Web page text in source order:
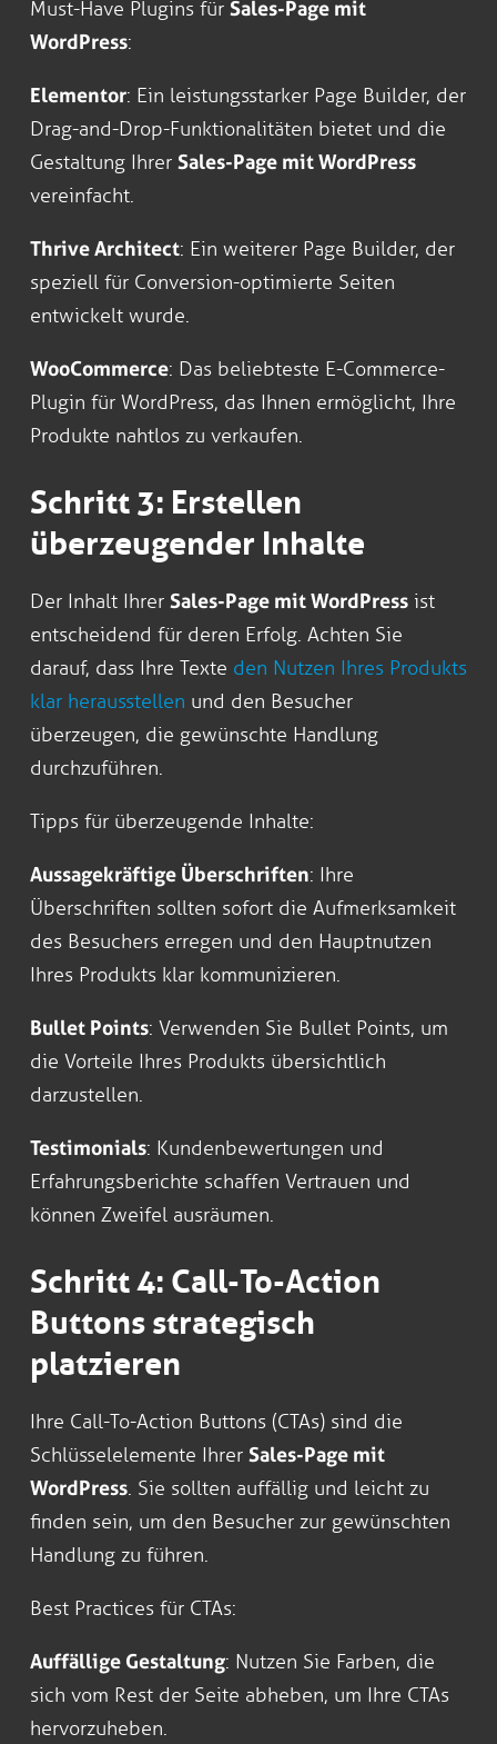
Must-Have Plugins für Sales-Page mit
WordPress:
Elementor: Ein leistungsstarker Page Builder, der
Drag-and-Drop-Funktionalitäten bietet und die
Gestaltung Ihrer Sales-Page mit WordPress
vereinfacht.
Thrive Architect: Ein weiterer Page Builder, der
speziell für Conversion-optimierte Seiten
entwickelt wurde.
WooCommerce: Das beliebteste E-Commerce-
Plugin für WordPress, das Ihnen ermöglicht, Ihre
Produkte nahtlos zu verkaufen.
Schritt 3: Erstellen
überzeugender Inhalte
Der Inhalt Ihrer Sales-Page mit WordPress ist
entscheidend für deren Erfolg. Achten Sie
darauf, dass Ihre Texte den Nutzen Ihres Produkts
klar herausstellen und den Besucher
überzeugen, die gewünschte Handlung
durchzuführen.
Tipps für überzeugende Inhalte:
Aussagekräftige Überschriften: Ihre
Überschriften sollten sofort die Aufmerksamkeit
des Besuchers erregen und den Hauptnutzen
Ihres Produkts klar kommunizieren.
Bullet Points: Verwenden Sie Bullet Points, um
die Vorteile Ihres Produkts übersichtlich
darzustellen.
Testimonials: Kundenbewertungen und
Erfahrungsberichte schaffen Vertrauen und
können Zweifel ausräumen.
Schritt 4: Call-To-Action
Buttons strategisch
platzieren
Ihre Call-To-Action Buttons (CTAs) sind die
Schlüsselelemente Ihrer Sales-Page mit
WordPress. Sie sollten auffällig und leicht zu
finden sein, um den Besucher zur gewünschten
Handlung zu führen.
Best Practices für CTAs:
Auffällige Gestaltung: Nutzen Sie Farben, die
sich vom Rest der Seite abheben, um Ihre CTAs
hervorzuheben.